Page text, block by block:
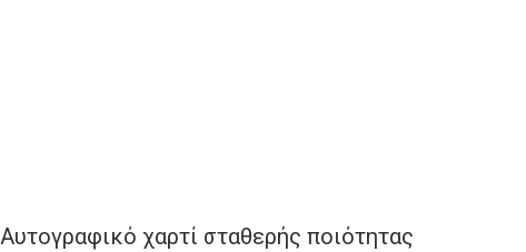
Αυτογραφικό χαρτί σταθερής ποιότητας